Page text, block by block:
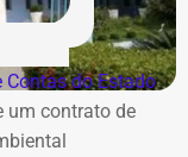
recentemente
com o GSI e a
SUVs
do Estado
um contrato de